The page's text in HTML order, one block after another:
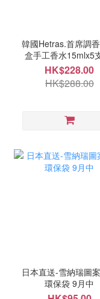
韓國Hetras.首席調
盒手工香水15mlx5
盒) 9月中
HK$228.00
HK$288.00
日本直送-雪納瑞圖
環保袋 9月中